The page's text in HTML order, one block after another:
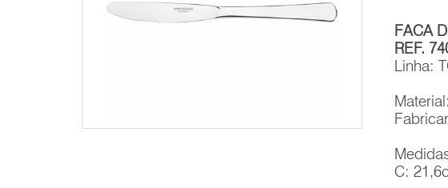
FACA
REF.
Linha:
C: